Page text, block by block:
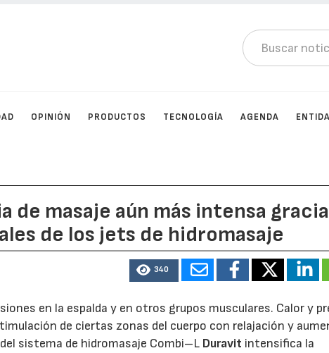
OPINIÓN PRODUCTOS TECNOLOGÍA AGENDA
de masaje aún más intensa
de los jets de hidromasaje
340
en la espalda y en otros grupos musculares. Calor y
de ciertas zonas del cuerpo con relajación y
sistema de hidromasaje Combi–L Duravit intensifica la